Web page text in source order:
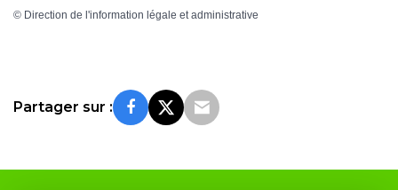
© Direction de l'information légale et administrative
Partager sur :